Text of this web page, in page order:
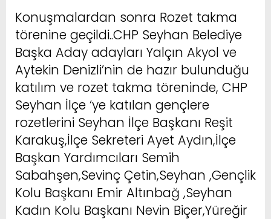
Konuşmalardan sonra Rozet takma
törenine geçildi..CHP Seyhan Belediye
Başka Aday adayları Yalçın Akyol ve
Aytekin Denizli’nin de hazır bulunduğu
katılım ve rozet takma töreninde, CHP
Seyhan İlçe ‘ye katılan gençlere
rozetlerini Seyhan İlçe Başkanı Reşit
Karakuş,İlçe Sekreteri Ayet Aydın,İlçe
Başkan Yardımcıları Semih
Sabahşen,Sevinç Çetin,Seyhan ,Gençlik
Kolu Başkanı Emir Altınbağ ,Seyhan
Kadın Kolu Başkanı Nevin Biçer,Yüreğir